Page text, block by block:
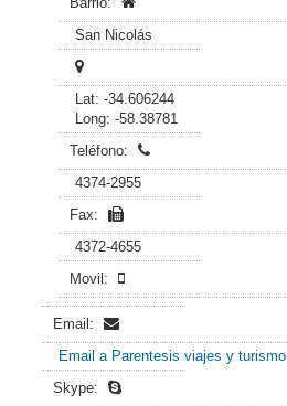
San Nicolás
Lat: -34.606244
Long: -58.38781
Teléfono:
4374-2955
Fax:
4372-4655
Movil:
Email:
Email a Parentesis viajes y turismo
Skype: